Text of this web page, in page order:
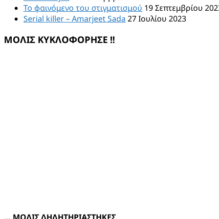
Το φαινόμενο του στιγματισμού 19 Σεπτεμβρίου
Serial killer – Amarjeet Sada 27 Ιουλίου 2023
ΜΟΛΙΣ ΚΥΚΛΟΦΟΡΗΣΕ !!
… ΜΟΛΙΣ ΔΗΛΗΤΗΡΙΑΣΤΗΚΕΣ